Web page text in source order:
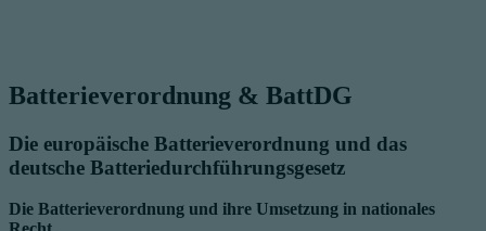
Batterieverordnung & BattDG
Die europäische Batterieverordnung und das
deutsche Batteriedurchführungsgesetz
Die Batterieverordnung und ihre Umsetzung in nationales